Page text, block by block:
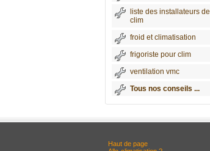
liste des installateurs de
clim
froid et climatisation
frigoriste pour clim
ventilation vmc
Tous nos conseils ...
Haut de page